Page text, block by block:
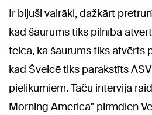
Ir bijuši vairāki, dažkārt
kad šaurums tiks pilnībā
teica, ka šaurums tiks atvērts
kad Šveicē tiks parakstīts
pielikumiem. Taču intervijā
Morning America" pirmdien